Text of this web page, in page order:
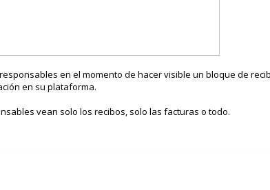
en el momento de hacer visible un bloque de
en su plataforma.
vean solo los recibos, solo las facturas o todo.